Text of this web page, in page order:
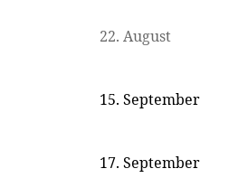
22. August
15. September
17. September